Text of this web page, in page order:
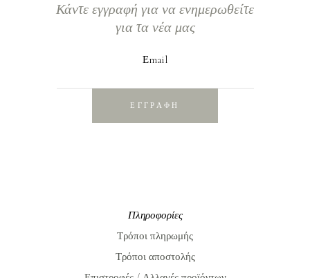
Κάντε εγγραφή για να ενημερωθείτε
για τα νέα μας
Εmail
ΕΓΓΡΑΦΗ
Πληροφορίες
Τρόποι πληρωμής
Τρόποι αποστολής